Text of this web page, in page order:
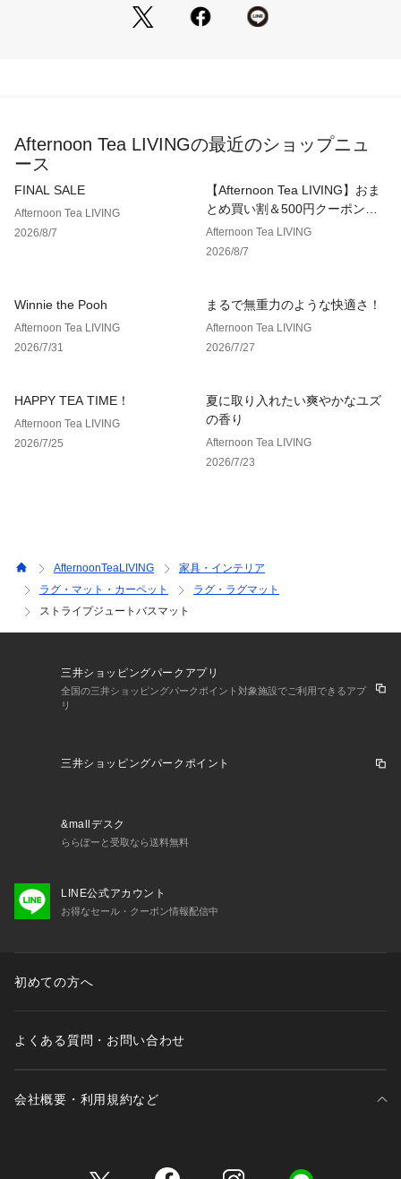
ご使用の前に、取扱説明書をよくお読みのうえ正しくお使いく
Afternoon Tea LIVINGの最近のショップニュ
ース
FINAL SALE
Afternoon Tea LIVING
2026/8/7
【Afternoon Tea LIVING】おま
とめ買い割＆500円クーポン！2
点以上で10％、3点以上で15％
OFF！
Afternoon Tea LIVING
2026/8/7
Winnie the Pooh
Afternoon Tea LIVING
2026/7/31
まるで無重力のような快適さ！
Afternoon Tea LIVING
2026/7/27
HAPPY TEA TIME！
Afternoon Tea LIVING
2026/7/25
夏に取り入れたい爽やかなユズ
の香り
Afternoon Tea LIVING
2026/7/23
AfternoonTeaLIVING
家具・インテリア
ラグ・マット・カーペット
ラグ・ラグマット
ストライプジュートバスマット
三井ショッピングパークアプリ
全国の三井ショッピングパークポイント対象施設でご利用できるアプ
リ
三井ショッピングパークポイント
&mallデスク
ららぽーと受取なら送料無料
LINE公式アカウント
お得なセール・クーポン情報配信中
初めての方へ
よくある質問・お問い合わせ
会社概要・利用規約など